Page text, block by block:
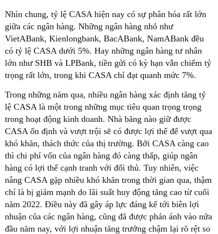
Nhìn chung, tỷ lệ CASA hiện nay có sự phân hóa rất lớn
giữa các ngân hàng. Những ngân hàng nhỏ như
VietABank, Kienlongbank, BacABank, NamABank đều
có tỷ lệ CASA dưới 5%. Hay những ngân hàng tư nhân
lớn như SHB và LPBank, tiền gửi có kỳ hạn vẫn chiếm tỷ
trọng rất lớn, trong khi CASA chỉ đạt quanh mức 7%.
Trong những năm qua, nhiều ngân hàng xác định tăng tỷ
lệ CASA là một trong những mục tiêu quan trọng trọng
trong hoạt động kinh doanh. Nhà băng nào giữ được
CASA ổn định và vượt trội sẽ có được lợi thế để vượt qua
khó khăn, thách thức của thị trường. Bởi CASA càng cao
thì chi phí vốn của ngân hàng đó càng thấp, giúp ngân
hàng có lợi thế cạnh tranh với đối thủ. Tuy nhiên, việc
nâng CASA gặp nhiều khó khăn trong thời gian qua, thậm
chí là bị giảm mạnh do lãi suất huy động tăng cao từ cuối
năm 2022. Điều này đã gây áp lực đáng kể tới biên lợi
nhuận của các ngân hàng, cũng đã được phản ánh vào nửa
đầu năm nay, với lợi nhuận tăng trưởng chậm lại rõ rệt so